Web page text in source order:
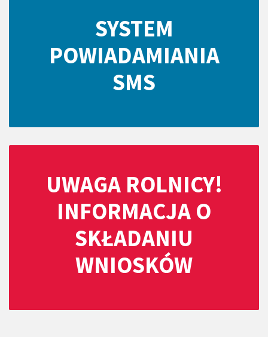
SYSTEM
POWIADAMIANIA
SMS
UWAGA ROLNICY!
INFORMACJA O
SKŁADANIU
WNIOSKÓW